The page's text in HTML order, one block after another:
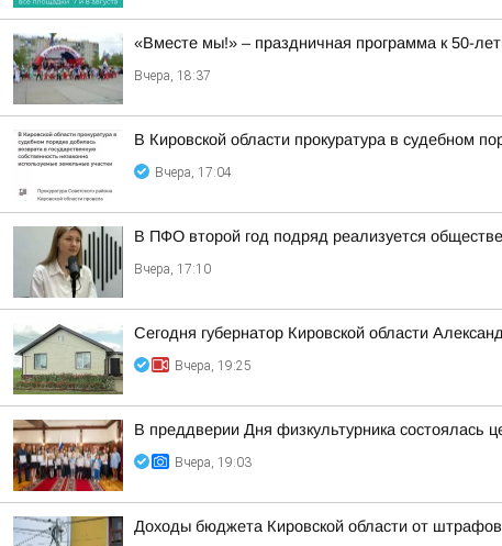
«Вместе мы!» – праздничная программа к 50-
Вчера, 18:37
В Кировской области прокуратура в судебном
Вчера, 17:04
В ПФО второй год подряд реализуется
Вчера, 17:10
Сегодня губернатор Кировской области
Вчера, 19:25
В преддверии Дня физкультурника состоялась
Вчера, 19:03
Доходы бюджета Кировской области от